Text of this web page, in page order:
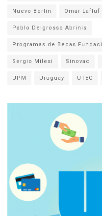
Nuevo Berlin Omar Lafluf
Pablo Delgrosso Abrinis
Programas de Becas
Sergio Milesi Sinovac
UPM Uruguay UTEC